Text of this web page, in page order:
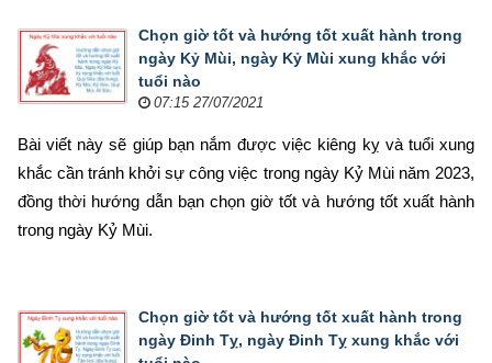
Chọn giờ tốt và hướng tốt xuất hành trong
ngày Kỷ Mùi, ngày Kỷ Mùi xung khắc với
tuổi nào
07:15 27/07/2021
Bài viết này sẽ giúp bạn nắm được việc kiêng kỵ và tuổi xung
khắc cần tránh khởi sự công việc trong ngày Kỷ Mùi năm 2023,
đồng thời hướng dẫn bạn chọn giờ tốt và hướng tốt xuất hành
trong ngày Kỷ Mùi.
Chọn giờ tốt và hướng tốt xuất hành trong
ngày Đinh Tỵ, ngày Đinh Tỵ xung khắc với